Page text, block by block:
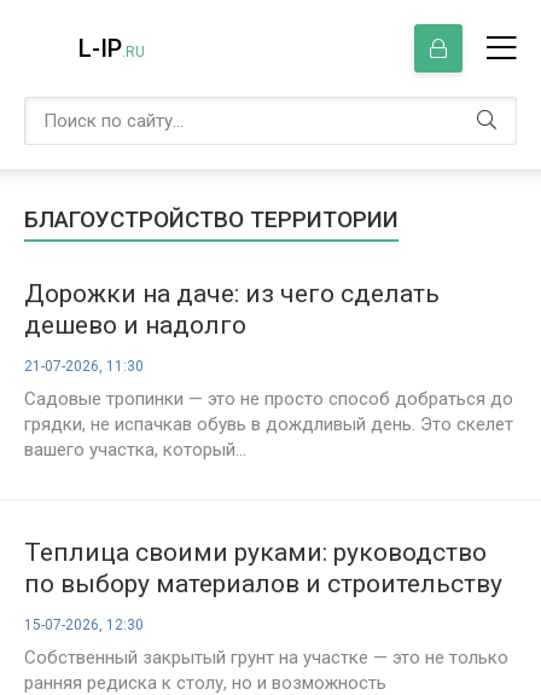
L-IP.RU
БЛАГОУСТРОЙСТВО ТЕРРИТОРИИ
Дорожки на даче: из чего сделать
дешево и надолго
21-07-2026, 11:30
Садовые тропинки — это не просто способ добраться до
грядки, не испачкав обувь в дождливый день. Это скелет
вашего участка, который...
Теплица своими руками: руководство
по выбору материалов и строительству
15-07-2026, 12:30
Собственный закрытый грунт на участке — это не только
ранняя редиска к столу, но и возможность